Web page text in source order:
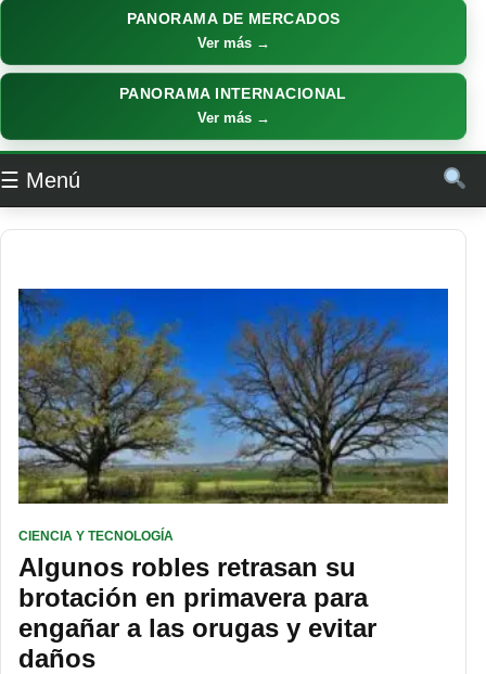
PANORAMA DE MERCADOS
Ver más →
PANORAMA INTERNACIONAL
Ver más →
☰ Menú
CIENCIA Y TECNOLOGÍA
Algunos robles retrasan su
brotación en primavera para
engañar a las orugas y evitar
daños